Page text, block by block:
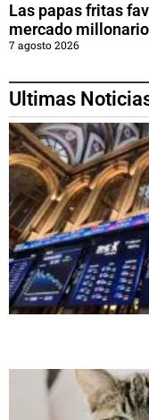
Las papas fritas
mercado millonario
7 agosto 2026
Ultimas